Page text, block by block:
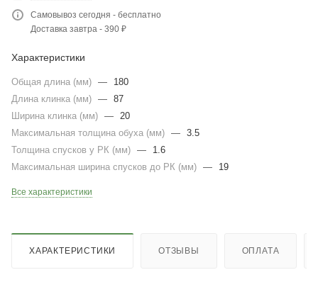
Самовывоз сегодня - бесплатно
Доставка завтра - 390 ₽
Характеристики
Общая длина (мм) —
180
Длина клинка (мм) — 87
Ширина клинка (мм) — 20
Максимальная толщина обуха (мм) — 3.5
Толщина спусков у РК (мм) —
1.6
Максимальная ширина спусков до РК (мм) — 19
Все характеристики
ХАРАКТЕРИСТИКИ ОТЗЫВЫ ОПЛАТА